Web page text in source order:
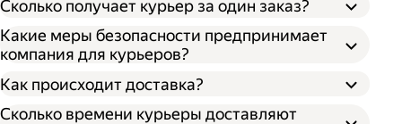
Сколько получает курьер за один заказ?
Какие меры безопасности предпринимает
компания для курьеров?
Как происходит доставка?
Сколько времени курьеры доставляют